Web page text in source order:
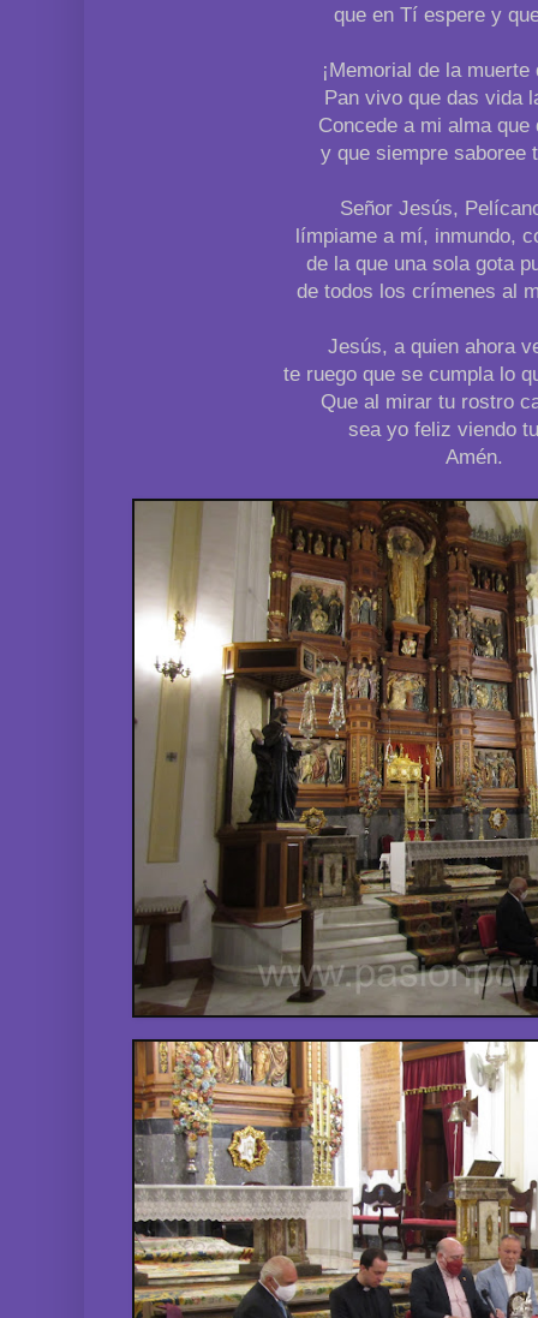
que en Tí espere y
¡Memorial de la muerte
Pan vivo que das vida
Concede a mi alma
y que siempre saboree
Señor Jesús,
límpiame a mí, inmundo,
de la que una sola gota
de todos los crímenes al
Jesús, a quien ahora
te ruego que se cumpla lo
Que al mirar tu rostro
sea yo feliz viendo
Amén.